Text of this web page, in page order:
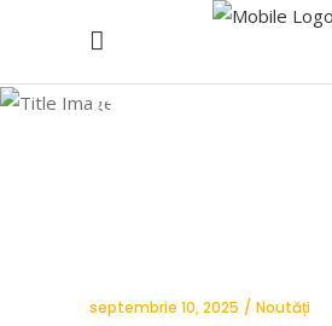
Blog
septembrie 10, 2025 Noutăți